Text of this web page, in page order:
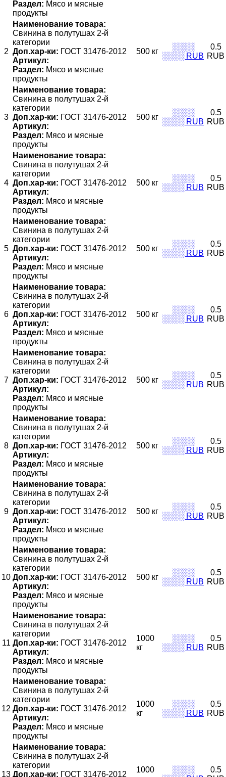
Раздел: Мясо и мясные
продукты
2
Наименование товара:
Свинина в полутушах 2-й
категории
Доп.хар-ки: ГОСТ 31476-2012
Артикул:
Раздел: Мясо и мясные
продукты
500 кг
░░░░
░░░░ RUB
0.5
RUB
3
Наименование товара:
Свинина в полутушах 2-й
категории
Доп.хар-ки: ГОСТ 31476-2012
Артикул:
Раздел: Мясо и мясные
продукты
500 кг
░░░░
░░░░ RUB
0.5
RUB
4
Наименование товара:
Свинина в полутушах 2-й
категории
Доп.хар-ки: ГОСТ 31476-2012
Артикул:
Раздел: Мясо и мясные
продукты
500 кг
░░░░
░░░░ RUB
0.5
RUB
5
Наименование товара:
Свинина в полутушах 2-й
категории
Доп.хар-ки: ГОСТ 31476-2012
Артикул:
Раздел: Мясо и мясные
продукты
500 кг
░░░░
░░░░ RUB
0.5
RUB
6
Наименование товара:
Свинина в полутушах 2-й
категории
Доп.хар-ки: ГОСТ 31476-2012
Артикул:
Раздел: Мясо и мясные
продукты
500 кг
░░░░
░░░░ RUB
0.5
RUB
7
Наименование товара:
Свинина в полутушах 2-й
категории
Доп.хар-ки: ГОСТ 31476-2012
Артикул:
Раздел: Мясо и мясные
продукты
500 кг
░░░░
░░░░ RUB
0.5
RUB
8
Наименование товара:
Свинина в полутушах 2-й
категории
Доп.хар-ки: ГОСТ 31476-2012
Артикул:
Раздел: Мясо и мясные
продукты
500 кг
░░░░
░░░░ RUB
0.5
RUB
9
Наименование товара:
Свинина в полутушах 2-й
категории
Доп.хар-ки: ГОСТ 31476-2012
Артикул:
Раздел: Мясо и мясные
продукты
500 кг
░░░░
░░░░ RUB
0.5
RUB
10
Наименование товара:
Свинина в полутушах 2-й
категории
Доп.хар-ки: ГОСТ 31476-2012
Артикул:
Раздел: Мясо и мясные
продукты
500 кг
░░░░
░░░░ RUB
0.5
RUB
11
Наименование товара:
Свинина в полутушах 2-й
категории
Доп.хар-ки: ГОСТ 31476-2012
Артикул:
Раздел: Мясо и мясные
продукты
1000
кг
░░░░
░░░░ RUB
0.5
RUB
12
Наименование товара:
Свинина в полутушах 2-й
категории
Доп.хар-ки: ГОСТ 31476-2012
Артикул:
Раздел: Мясо и мясные
продукты
1000
кг
░░░░
░░░░ RUB
0.5
RUB
13
Наименование товара:
Свинина в полутушах 2-й
категории
Доп.хар-ки: ГОСТ 31476-2012
1000
░░░░
0.5